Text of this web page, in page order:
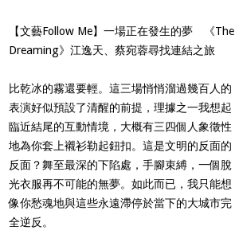
【文藝Follow Me】一場正在發生的夢 《The
Dreaming》江逸天、蔡宛蓉尋找連結之旅
比乾冰的霧還要輕。這三場悄悄溜過幾百人的
表演好似預設了清醒的前提，理據之一我想起
臨近結尾的互動情境，大概有三四個人象徵性
地為你套上襯衫勒起鈕扣。這是文明的反面的
反面？舞至最深的下陷處，手腳束縛，一個脫
光衣服再不可能的無夢。如此而已，我只能想
像你愁魂地與這些永遠滯停於當下的大城市完
全逆反。